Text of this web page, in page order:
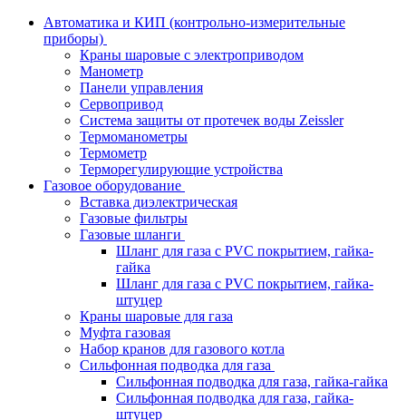
Автоматика и КИП (контрольно-измерительные
приборы)
Краны шаровые с электроприводом
Манометр
Панели управления
Сервопривод
Система защиты от протечек воды Zeissler
Термоманометры
Термометр
Терморегулирующие устройства
Газовое оборудование
Вставка диэлектрическая
Газовые фильтры
Газовые шланги
Шланг для газа с PVC покрытием, гайка-
гайка
Шланг для газа с PVC покрытием, гайка-
штуцер
Краны шаровые для газа
Муфта газовая
Набор кранов для газового котла
Сильфонная подводка для газа
Сильфонная подводка для газа, гайка-гайка
Сильфонная подводка для газа, гайка-
штуцер